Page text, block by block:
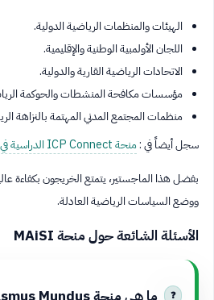
الهيئات والمنظمات الرياضية الدولية.
اللجان الأولمبية الوطنية والإقليمية.
الاتحادات الرياضية القارية والدولية.
مؤسسات مكافحة المنشطات والحوكمة
منظمات المجتمع المدني المهتمة بالنزاهة
سجل أيضاً في :منحة ICP Connect الدراسية في بلجيكا
بفضل هذا الماجستير، يتمتع الخريجون بكفاءة
ووضع السياسات الرياضية العادلة.
الأسئلة الشائعة حول منحة MAiSI